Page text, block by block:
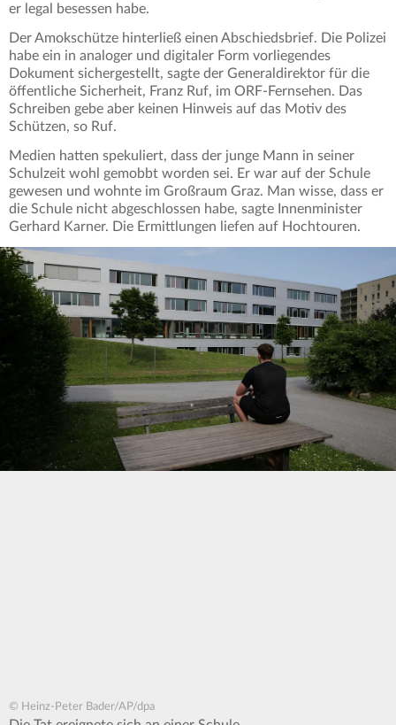
er legal besessen habe.
Der Amokschütze hinterließ einen Abschiedsbrief. Die Polizei
habe ein in analoger und digitaler Form vorliegendes
Dokument sichergestellt, sagte der Generaldirektor für die
öffentliche Sicherheit, Franz Ruf, im ORF-Fernsehen. Das
Schreiben gebe aber keinen Hinweis auf das Motiv des
Schützen, so Ruf.
Medien hatten spekuliert, dass der junge Mann in seiner
Schulzeit wohl gemobbt worden sei. Er war auf der Schule
gewesen und wohnte im Großraum Graz. Man wisse, dass er
die Schule nicht abgeschlossen habe, sagte Innenminister
Gerhard Karner. Die Ermittlungen liefen auf Hochtouren.
© Heinz-Peter Bader/AP/dpa